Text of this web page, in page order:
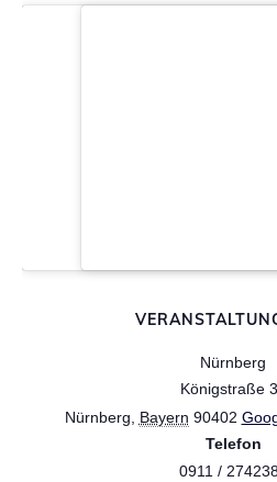
Nürnberg
Königstraße
Nürnberg, Bayern 90402
Telefon
0911 /